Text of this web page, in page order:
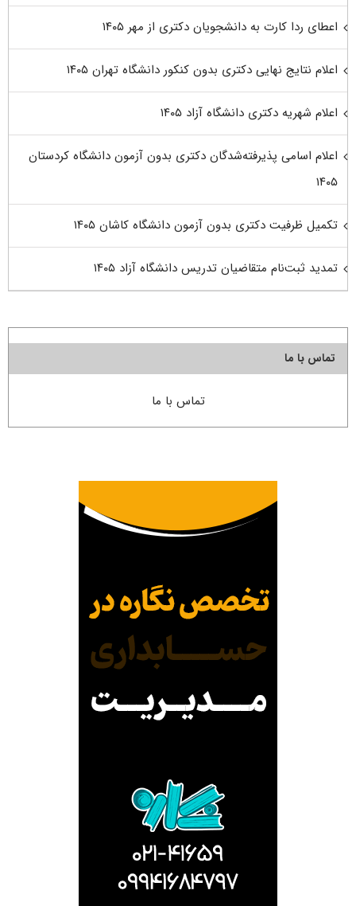
اعطای ردا کارت به دانشجویان دکتری از مهر ۱۴۰۵
اعلام نتایج نهایی دکتری بدون کنکور دانشگاه تهران ۱۴۰۵
اعلام شهریه دکتری دانشگاه آزاد ۱۴۰۵
اعلام اسامی پذیرفته‌شدگان دکتری بدون آزمون دانشگاه کردستان
۱۴۰۵
تکمیل ظرفیت دکتری بدون آزمون دانشگاه کاشان ۱۴۰۵
تمدید ثبت‌نام متقاضیان تدریس دانشگاه آزاد ۱۴۰۵
تماس با ما
تماس با ما